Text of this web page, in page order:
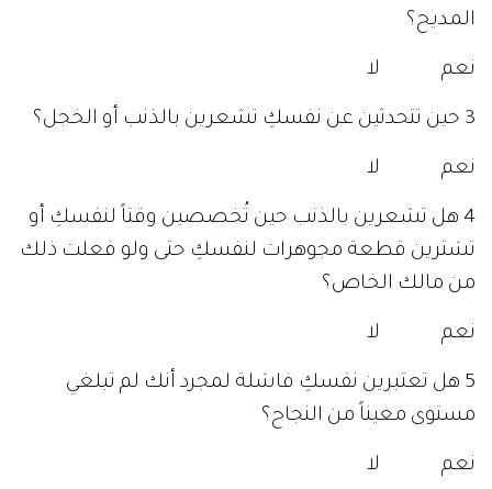
المديح؟
نعم لا
3 حين تتحدثين عن نفسكِ تشعرين بالذنب أو الخجل؟
نعم لا
4 هل تشعرين بالذنب حين تُخصصين وقتاً لنفسكِ أو
تشترين قطعة مجوهرات لنفسكِ حتى ولو فعلت ذلك
من مالك الخاص؟
نعم لا
5 هل تعتبرين نفسكِ فاشلة لمجرد أنك لم تبلغي
مستوى معيناً من النجاح؟
نعم لا